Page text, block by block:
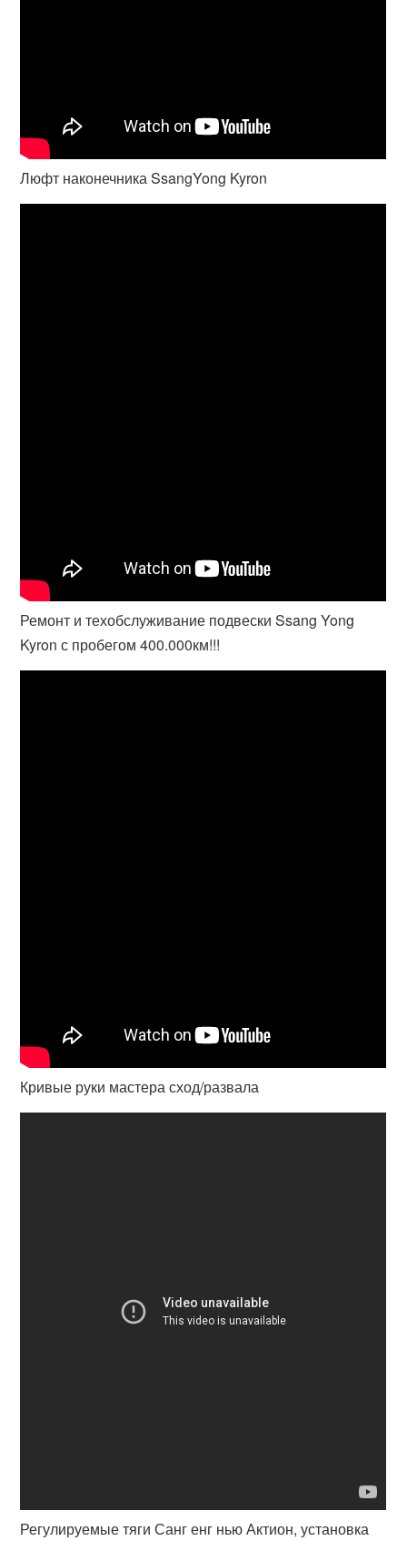
Люфт наконечника SsangYong Kyron
Ремонт и техобслуживание подвески Ssang Yong
Kyron с пробегом 400.000км!!!
Кривые руки мастера сход/развала
Регулируемые тяги Санг енг нью Актион, установка